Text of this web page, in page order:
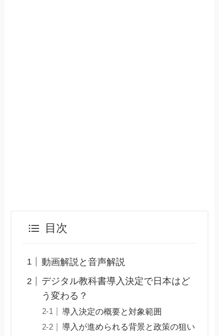
目次
動画解説と音声解説
デジタル教科書導入決定で日本はど
う変わる？
導入決定の概要と対象範囲
導入が進められる背景と政策の狙い